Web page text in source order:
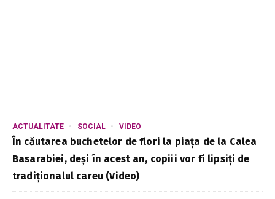
ACTUALITATE SOCIAL VIDEO
În căutarea buchetelor de flori la piața de la Calea
Basarabiei, deși în acest an, copiii vor fi lipsiți de
tradiționalul careu (Video)